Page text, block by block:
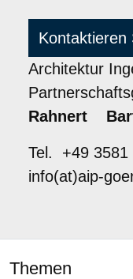
Kontaktieren
Architektur
Rahnert
Tel. +49 3581
info(at)aip-
Themen